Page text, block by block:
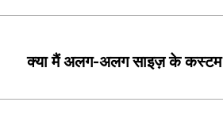
क्या मैं अलग-अलग साइज़ के कस्टम